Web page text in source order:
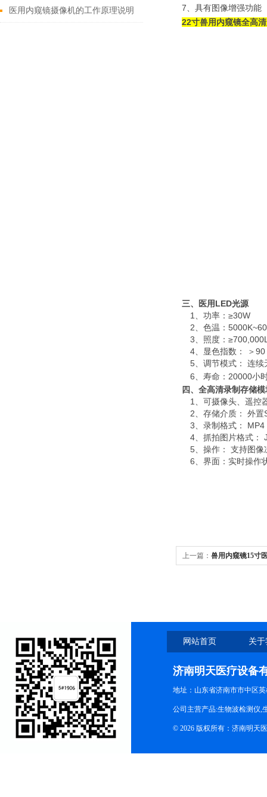
医用内窥镜摄像机的工作原理说明
7 、具有图像增强功能
22寸兽用内窥镜全高
三、医用LED光源
1、功率：≥30W
2、色温：
3、照度：≥
4、显色指数：
＞90
5、调节模式：
连续
6、寿命： 20000小
四、全高清录制存储模
1、可摄像头、遥控
2、存储介质：
外置
3、录制格式：
MP4
4、抓拍图片格式：
5、操作：
支持图像
6、界面：实时操作
上一篇： 兽用内窥镜15寸
网站首页 关
济南明天医疗设备
地址：山东省济南市市中区
公司主营产品:生物波检测仪,
© 2026 版权所有：济南明天